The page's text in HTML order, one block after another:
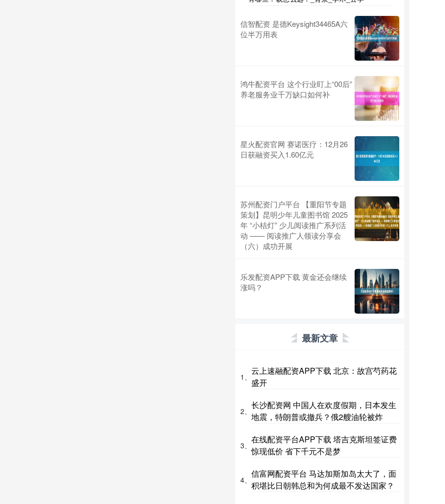
信智配资 是德Keysight34465A六
位半万用表
鸿牛配资平台 这个行业盯上“00后”
养老服务业千万缺口如何补
星火配资官网 赛诺医疗：12月26
日获融资买入1.60亿元
苏州配资门户平台 【重阳节专题
策划】昆明少年儿童图书馆 2025
年 “小桔灯” 少儿阅读推广系列活
动 —— 阅读推广人领读分享会
（六）成功开展
乐发配资APP下载 黄金还会继续
涨吗？
最新文章
1、
云上速融配资APP下载 北京：故宫芍药花
盛开
2、
长沙配资网 中国人在欢度假期，日本发生
地震，特朗普或撤兵？俄2艘油轮被炸
3、
在线配资平台APP下载 塔吉克斯坦签证费
惊现低价 省下千元不是梦
4、
信富网配资平台 马达加斯加岛太大了，面
积堪比日朝韩总和为何成最不发达国家？